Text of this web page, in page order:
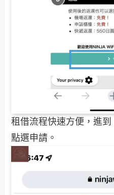
租借流程快速方便，進到
點選申請。